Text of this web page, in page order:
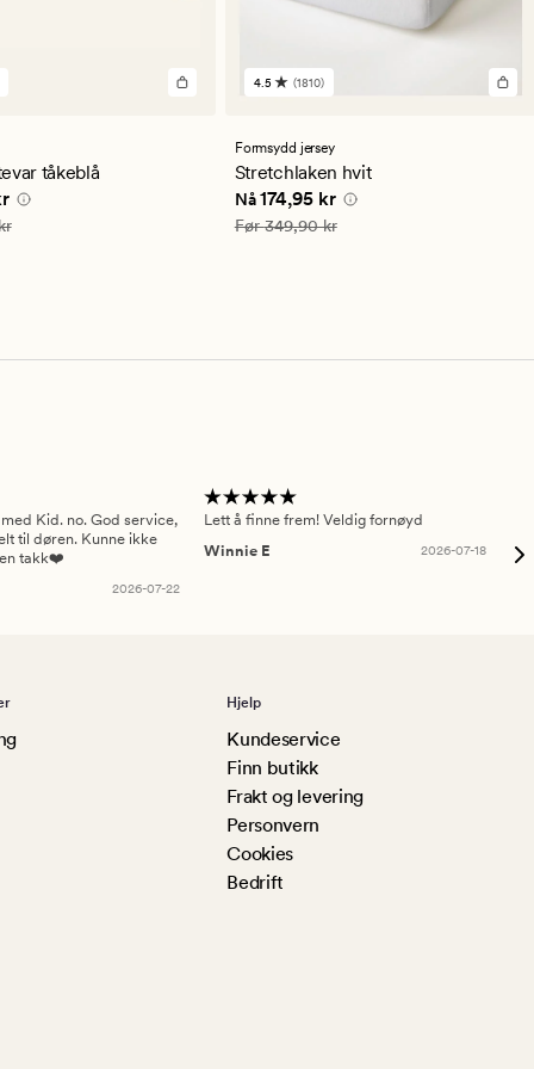
tåkeblå
pris
kr
1810
en
gjennomsnittlig
vurdering
på
4.5
4.5 (1810)
Formsydd jersey
Stretchlaken hvit
Nåværende pris
Nå 174,95 kr
Vanlig pris 349,90 kr
Før349,90 kr
Kid. no. God service,
til døren. Kunne ikke
takk❤️
2026-07-22
Lett å finne frem! Veldig fornøyd
Winnie E
2026-07-18
Hjelp
Kundeservice
Finn butikk
Frakt og levering
Personvern
Cookies
Bedrift